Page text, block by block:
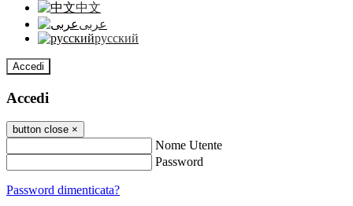
中文
عربى
русский
Accedi
Accedi
button close ×
Nome Utente
Password
Password dimenticata?